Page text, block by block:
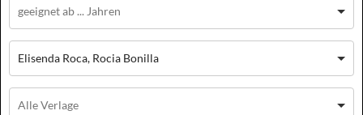
Elisenda Roca, Rocia Bonilla